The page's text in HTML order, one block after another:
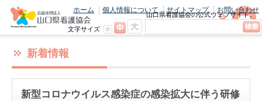
山口県看護協会の公式ウェブサイト。
最新のニュースやお知らせをいち早くお
ホーム 個人情報について サイトマップ お問い合わせ
文字サイズ
新着情報
新型コロナウイルス感染症の感染拡大に伴う研修